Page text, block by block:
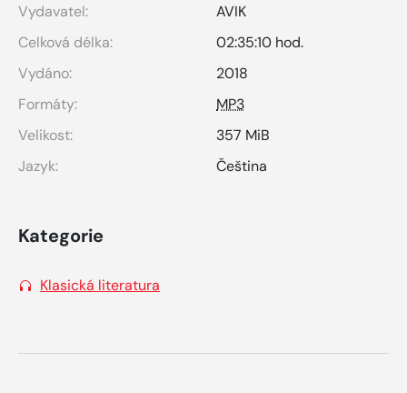
Vydavatel:
AVIK
Celková délka:
02:35:10 hod.
Vydáno:
2018
Formáty:
MP3
Velikost:
357 MiB
Jazyk:
Čeština
Kategorie
Klasická literatura